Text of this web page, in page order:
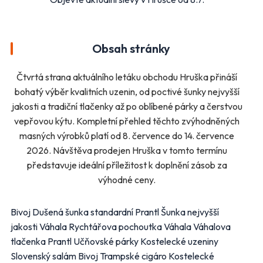
Obsah stránky
Čtvrtá strana aktuálního letáku obchodu Hruška přináší
bohatý výběr kvalitních uzenin, od poctivé šunky nejvyšší
jakosti a tradiční tlačenky až po oblíbené párky a čerstvou
vepřovou kýtu. Kompletní přehled těchto zvýhodněných
masných výrobků platí od 8. července do 14. července
2026. Návštěva prodejen Hruška v tomto termínu
představuje ideální příležitost k doplnění zásob za
výhodné ceny.
Bivoj Dušená šunka standardní Prantl Šunka nejvyšší
jakosti Váhala Rychtářova pochoutka Váhala Váhalova
tlačenka Prantl Učňovské párky Kostelecké uzeniny
Slovenský salám Bivoj Trampské cigáro Kostelecké
Nábytek
Oblečení
Obuv
Sport
Pro děti, hračky
Lékárny
Auto moto
Ostatní supermarkety
Přihlásit k odběru